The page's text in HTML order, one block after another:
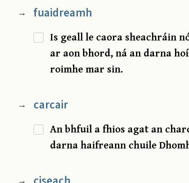
→ fuaidreamh
Is geall le caora sheachráin
ar aon bhord, ná an darna
roimhe mar sin.
→ carcair
An bhfuil a fhios agat an
darna haifreann chuile
→